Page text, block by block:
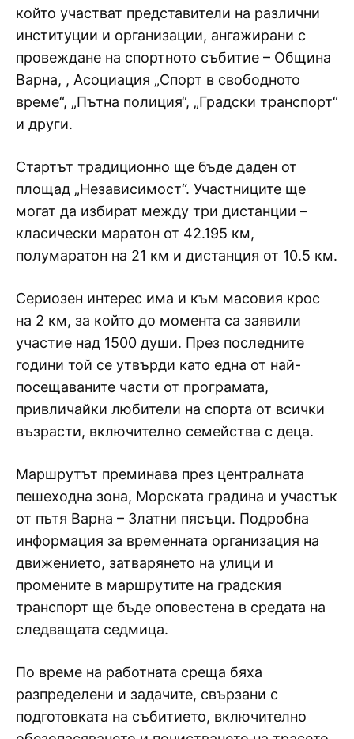
който участват представители на различни
институции и организации, ангажирани с
провеждане на спортното събитие – Община
Варна, , Асоциация „Спорт в свободното
време“, „Пътна полиция“, „Градски транспорт“
и други.
Стартът традиционно ще бъде даден от
площад „Независимост“. Участниците ще
могат да избират между три дистанции –
класически маратон от 42.195 км,
полумаратон на 21 км и дистанция от 10.5 км.
Сериозен интерес има и към масовия крос
на 2 км, за който до момента са заявили
участие над 1500 души. През последните
години той се утвърди като една от най-
посещаваните части от програмата,
привличайки любители на спорта от всички
възрасти, включително семейства с деца.
Маршрутът преминава през централната
пешеходна зона, Морската градина и участък
от пътя Варна – Златни пясъци. Подробна
информация за временната организация на
движението, затварянето на улици и
промените в маршрутите на градския
транспорт ще бъде оповестена в средата на
следващата седмица.
По време на работната среща бяха
разпределени и задачите, свързани с
подготовката на събитието, включително